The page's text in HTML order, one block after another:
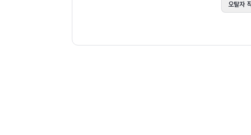
_#24 CRIU를 사용하여 프로세스 저장 및 재개하기
오탈자